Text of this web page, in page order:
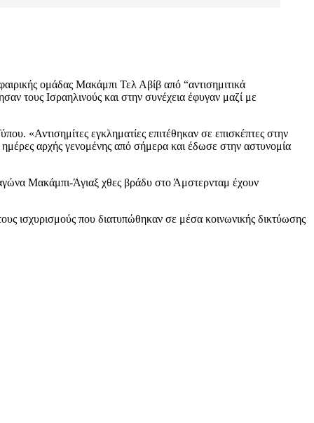
ομάδας Μακάμπι Τελ Αβίβ από “αντισημιτικά
τους Ισραηλινούς και στην συνέχεια έφυγαν μαζί με
«Αντισημίτες εγκληματίες επιτέθηκαν σε επισκέπτες στην
αρχής γενομένης από σήμερα και έδωσε στην αστυνομία
Μακάμπι-Άγιαξ χθες βράδυ στο Άμστερνταμ έχουν
ισχυρισμούς που διατυπώθηκαν σε μέσα κοινωνικής δικτύωσης